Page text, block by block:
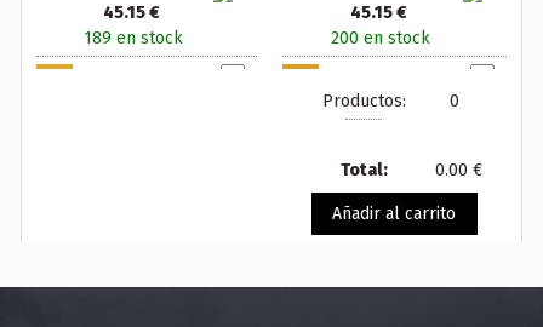
45.15 €
189 en stock
45.15 €
200 en stock
Amarillo
200 en stock
200 en stock
RAL 1012
45.15 €
Productos: 0
Total: 0.00 €
Añadir al carrito